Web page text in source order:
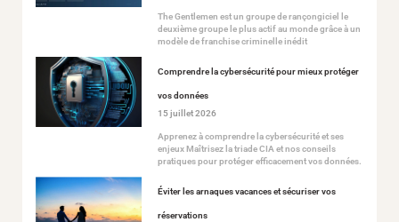
The Gentlemen est un groupe de rançongiciel le
deuxième groupe le plus actif au monde grâce à un
modèle de franchise criminelle inédit
Comprendre la cybersécurité pour mieux protéger
vos données
15 juillet 2026
Apprenez à comprendre la cybersécurité et ses
enjeux Maîtrisez la triade CIA et nos conseils
pratiques pour protéger efficacement vos données.
Éviter les arnaques vacances et sécuriser vos
réservations